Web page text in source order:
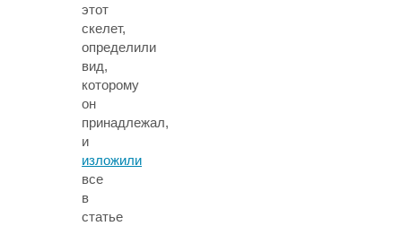
этот
скелет,
определили
вид,
которому
он
принадлежал,
и
изложили
все
в
статье